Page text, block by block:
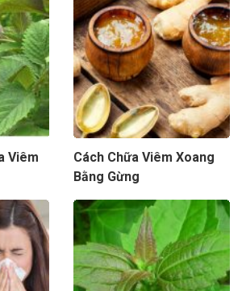
Viêm
Cách Chữa Viêm Xoang
Bằng Gừng